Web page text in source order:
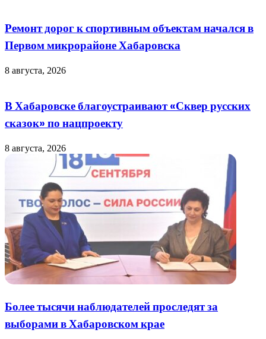
Ремонт дорог к спортивным объектам начался в
Первом микрорайоне Хабаровска
8 августа, 2026
В Хабаровске благоустраивают «Сквер русских
сказок» по нацпроекту
8 августа, 2026
Более тысячи наблюдателей проследят за
выборами в Хабаровском крае